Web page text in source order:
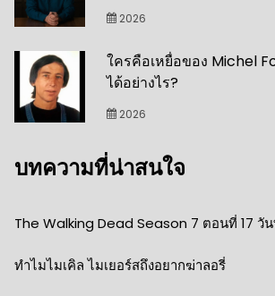
2026
ใครคือเหยื่อของ Michel
ได้อย่างไร?
2026
บทความที่น่าสนใจ
The Walking Dead Season 7 ตอนที่ 17 วั
ทำไมไมเคิล ไมเยอร์สถึงอยากฆ่าลอรี่